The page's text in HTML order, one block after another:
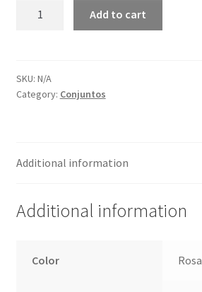
Add to cart
SKU: N/A
Category: Conjuntos
Additional information
Additional information
Color Rosa